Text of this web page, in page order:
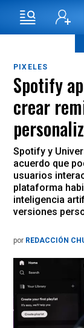
PIXELES
Spotify
crear
Spotify y
acuerdo que
usuarios
plataforma
inteligencia
versiones
por REDACCIÓN